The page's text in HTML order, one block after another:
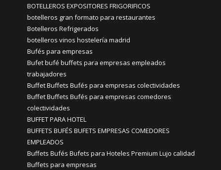
BOTELLEROS EXPOSITORES FRIGORIFICOS
botelleros gran formato para restaurantes
Botelleros Refrigerados
botelleros vinos hostelería madrid
Bufés para empresas
Bufet bufé buffets para empresas empleados
trabajadores
Buffet Buffets Bufés para empresas colectividades
Buffet Buffets Bufés para empresas comedores
colectividades
BUFFET PARA HOTEL
BUFFETS BUFÉS BUFETS EMPRESAS COMEDORES
EMPLEADOS
Buffets Bufés Bufets para Hoteles Premium Lujo calidad
Buffets para empresas